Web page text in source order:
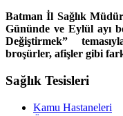
Batman İl Sağlık
Gününde ve Eylül ayı
Değiştirmek”
broşürler, afişler gibi
Sağlık Tesisleri
Kamu Hastaneleri